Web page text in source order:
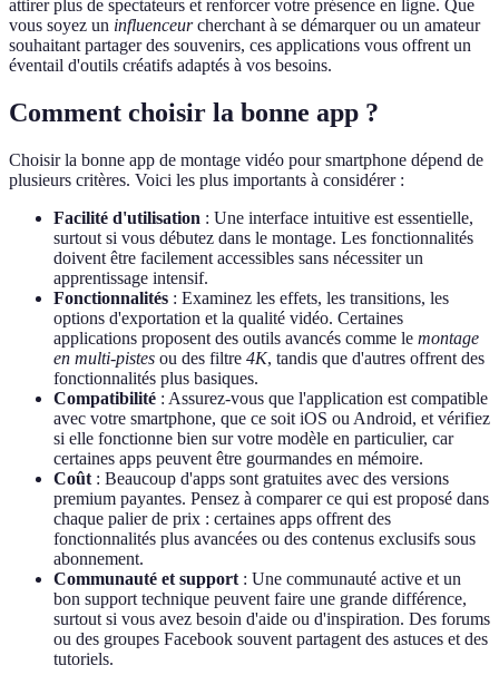
attirer plus de spectateurs et renforcer votre présence en ligne. Que
vous soyez un influenceurcherchant à se démarquer ou un amateur
souhaitant partager des souvenirs, ces applications vous offrent un
éventail d'outils créatifs adaptés à vos besoins.
Comment choisir la bonne app ?
Choisir la bonne app de montage vidéo pour smartphone dépend de
plusieurs critères. Voici les plus importants à considérer :
Facilité d'utilisation : Une interface intuitive est essentielle,
surtout si vous débutez dans le montage. Les fonctionnalités
doivent être facilement accessibles sans nécessiter un
apprentissage intensif.
Fonctionnalités : Examinez les effets, les transitions, les
options d'exportation et la qualité vidéo. Certaines
applications proposent des outils avancés comme le montage
en multi-pistes ou des filtre 4K, tandis que d'autres offrent des
fonctionnalités plus basiques.
Compatibilité : Assurez-vous que l'application est compatible
avec votre smartphone, que ce soit iOS ou Android, et vérifiez
si elle fonctionne bien sur votre modèle en particulier, car
certaines apps peuvent être gourmandes en mémoire.
Coût : Beaucoup d'apps sont gratuites avec des versions
premium payantes. Pensez à comparer ce qui est proposé dans
chaque palier de prix : certaines apps offrent des
fonctionnalités plus avancées ou des contenus exclusifs sous
abonnement.
Communauté et support : Une communauté active et un
bon support technique peuvent faire une grande différence,
surtout si vous avez besoin d'aide ou d'inspiration. Des forums
ou des groupes Facebook souvent partagent des astuces et des
tutoriels.